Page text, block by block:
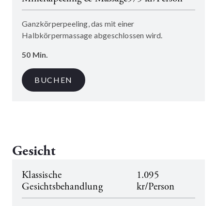
Ganzkörperpeeling, das mit einer
Halbkörpermassage abgeschlossen wird.
50 Min.
BUCHEN
Gesicht
Klassische
Gesichtsbehandlung
1.095
kr/Person